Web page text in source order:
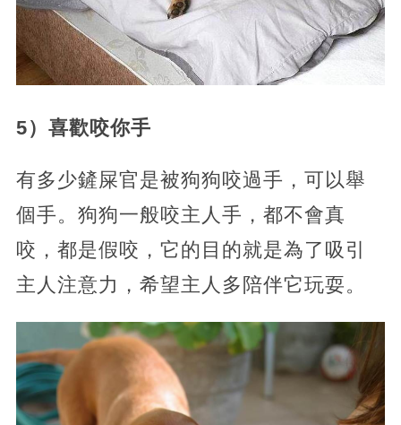
5）喜歡咬你手
有多少鏟屎官是被狗狗咬過手，可以舉
個手。狗狗一般咬主人手，都不會真
咬，都是假咬，它的目的就是為了吸引
主人注意力，希望主人多陪伴它玩耍。